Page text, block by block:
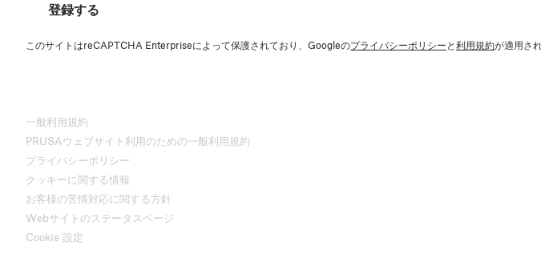
登録する
このサイトはreCAPTCHA Enterpriseによって保護されており、Googleのプライバシーポリシーと利用規約が適用さ
一般利用規約
PRUSAウェブサイト利用のための一般利用規約
プライバシーポリシー
クッキーに関する情報
お客様の苦情対応に関する方針
Webサイトのステータスページ
Cookie 設定